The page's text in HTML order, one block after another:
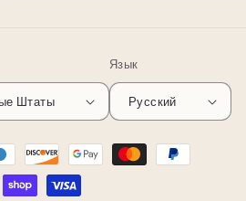
Штаты
Язык
Русский